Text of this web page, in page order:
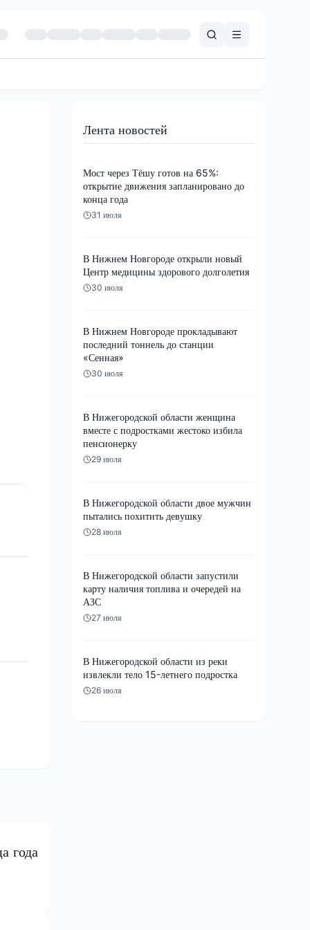
года
Лента новостей
Мост через Тёшу готов на 65%:
открытие движения запланировано до
конца года
31 июля
В Нижнем Новгороде открыли новый
Центр медицины здорового долголетия
30 июля
В Нижнем Новгороде прокладывают
последний тоннель до станции
«Сенная»
30 июля
В Нижегородской области женщина
вместе с подростками жестоко избила
пенсионерку
29 июля
В Нижегородской области двое мужчин
пытались похитить девушку
28 июля
В Нижегородской области запустили
карту наличия топлива и очередей на
АЗС
27 июля
В Нижегородской области из реки
извлекли тело 15-летнего подростка
26 июля